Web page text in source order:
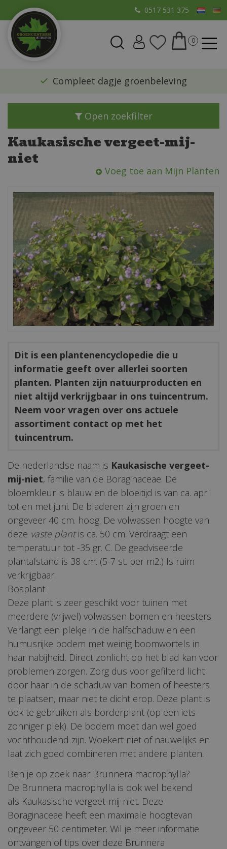
a
0517 531 375
​Compleet dagje groenbeleving
Open zoekfilter
Kaukasische vergeet-mij-
niet
Voeg toe aan Mijn Planten
Dit is een plantenencyclopedie die u
informatie geeft over allerlei soorten
planten. Planten zijn natuurproducten en
niet altijd verkrijgbaar in ons tuincentrum.
Neem voor vragen over ons actuele
assortiment contact op met het
tuincentrum.
De nederlandse naam is Kaukasische vergeet-
mij-niet, familie van de Boraginaceae. De
bloemkleur is blauw en de bloeitijd is van ca. april
tot en met juni. De bladeren zijn groen en
ongeveer 40 cm. hoog. De volwassen hoogte van
deze vaste plantis ca. 50 cm. Verdraagt een
temperatuur tot -35 gr. C. De geadviseerde
plantafstand is 38 cm. (5-7 st. per m2.) Is ruim
verkrijgbaar.
Bosplant.
Deze plant is zeer geschikt voor tuinen met
meerdere (vrijwel) volwassen bomen en heesters.
Verlangt een plekje in de halfschaduw en een
humusrijke bodem met weinig boomwortels in
haar nabijheid. Direct zonlicht op het blad kan voor
problemen zorgen. Zorg dus voor gefilterd licht
door haar in de schaduw van bomen of heesters
te plaatsen, maar niet te dicht erop. Deze plant is
ook te gebruiken als borderplant (op een iets
zonniger plek). De bodem moet dan wel goed
vochthoudend zijn. Woekert niet of nauwelijks en
laat zich goed combineren met andere planten.
Ben je op zoek naar Brunnera macrophylla?
De Brunnera macrophylla is ook wel bekend
als Kaukasische vergeet-mij-niet. Deze
Boraginaceae heeft een maximale hoogtevan
ongeveer 50 centimeter. Wil je meer informatie
ontvangen of tips over deze Brunnera